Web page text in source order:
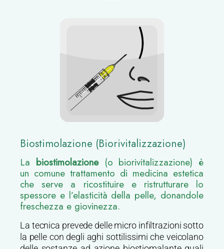
Biostimolazione (Biorivitalizzazione)
La biostimolazione(o biorivitalizzazione) è
un comune trattamento di medicina estetica
che serve a ricostituire e ristrutturare lo
spessore e l’elasticità della pelle, donandole
freschezza e giovinezza.
La tecnica prevede delle micro infiltrazioni sotto
la pelle con degli aghi sottilissimi che veicolano